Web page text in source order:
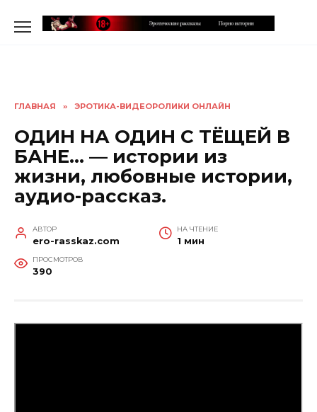
ГЛАВНАЯ » ЭРОТИКА-ВИДЕОРОЛИКИ ОНЛАЙН
ОДИН НА ОДИН С ТЁЩЕЙ В
БАНЕ… — истории из
жизни, любовные истории,
аудио-рассказ.
АВТОР
ero-rasskaz.com
НА ЧТЕНИЕ
1 мин
ПРОСМОТРОВ
390